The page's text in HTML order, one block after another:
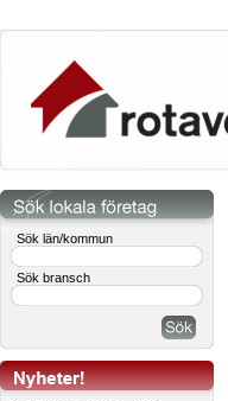
Sök län/kommun
Sök bransch